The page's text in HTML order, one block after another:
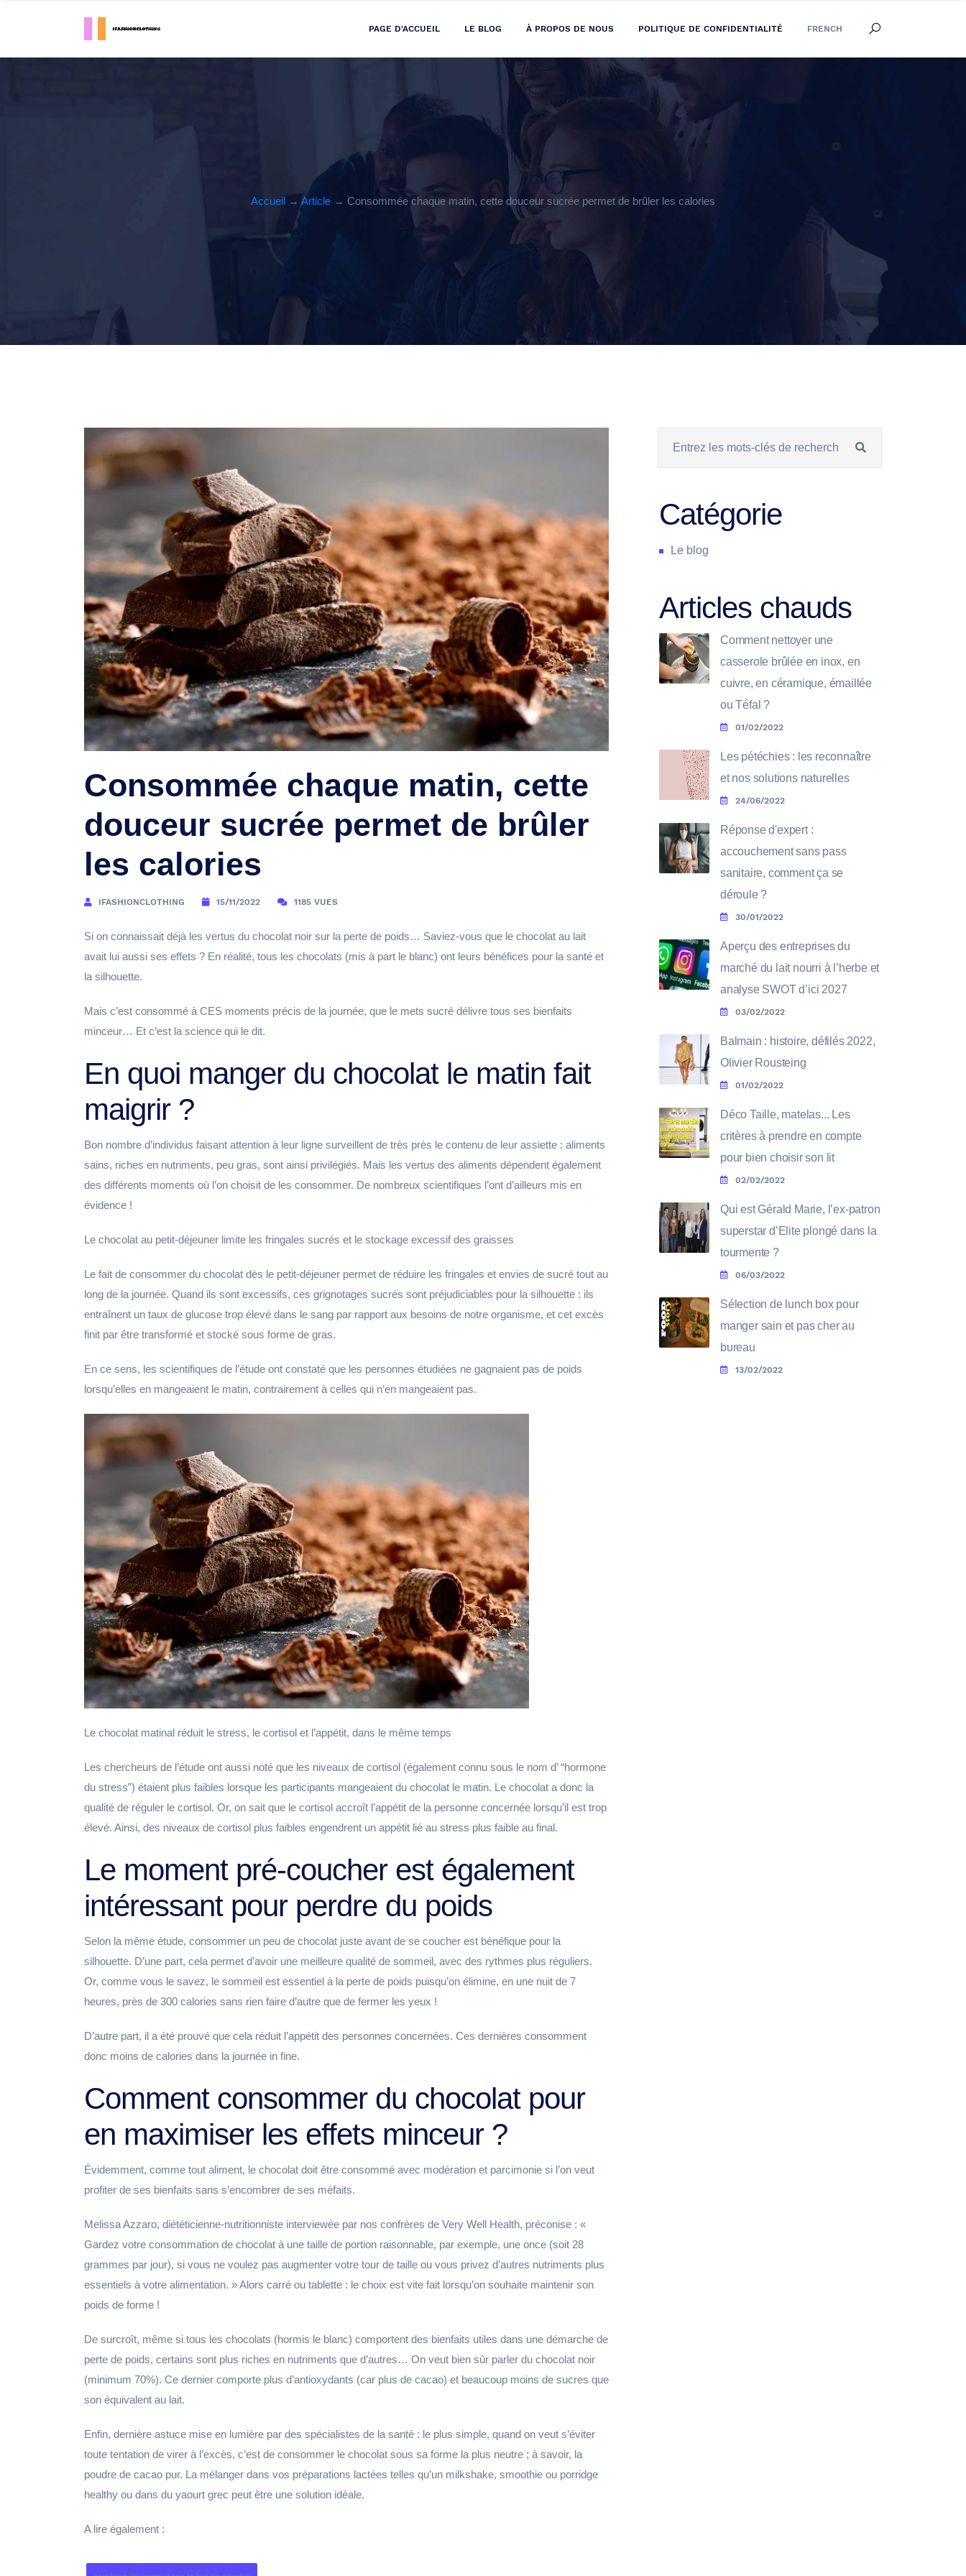
PAGE D'ACCUEIL LE BLOG À PROPOS DE NOUS POLITIQUE DE CONFIDENTIALITÉ FRENCH
Accueil → Article → Consommée chaque matin, cette douceur sucrée permet de brûler les calories
Consommée chaque matin, cette
douceur sucrée permet de brûler
les calories
IFASHIONCLOTHING 15/11/2022 1185 VUES
Si on connaissait déjà les vertus du chocolat noir sur la perte de poids… Saviez-vous que le chocolat au lait
avait lui aussi ses effets ? En réalité, tous les chocolats (mis à part le blanc) ont leurs bénéfices pour la santé et
la silhouette.
Mais c’est consommé à CES moments précis de la journée, que le mets sucré délivre tous ses bienfaits
minceur… Et c’est la science qui le dit.
En quoi manger du chocolat le matin fait
maigrir ?
Bon nombre d’individus faisant attention à leur ligne surveillent de très près le contenu de leur assiette : aliments
sains, riches en nutriments, peu gras, sont ainsi privilégiés. Mais les vertus des aliments dépendent également
des différents moments où l’on choisit de les consommer. De nombreux scientifiques l’ont d’ailleurs mis en
évidence !
Le chocolat au petit-déjeuner limite les fringales sucrés et le stockage excessif des graisses
Le fait de consommer du chocolat dès le petit-déjeuner permet de réduire les fringales et envies de sucré tout au
long de la journée. Quand ils sont excessifs, ces grignotages sucrés sont préjudiciables pour la silhouette : ils
entraînent un taux de glucose trop élevé dans le sang par rapport aux besoins de notre organisme, et cet excès
finit par être transformé et stocké sous forme de gras.
En ce sens, les scientifiques de l’étude ont constaté que les personnes étudiées ne gagnaient pas de poids
lorsqu’elles en mangeaient le matin, contrairement à celles qui n’en mangeaient pas.
Le chocolat matinal réduit le stress, le cortisol et l’appétit, dans le même temps
Les chercheurs de l’étude ont aussi noté que les niveaux de cortisol (également connu sous le nom d’ “hormone
du stress”) étaient plus faibles lorsque les participants mangeaient du chocolat le matin. Le chocolat a donc la
qualité de réguler le cortisol. Or, on sait que le cortisol accroît l’appétit de la personne concernée lorsqu’il est trop
élevé. Ainsi, des niveaux de cortisol plus faibles engendrent un appétit lié au stress plus faible au final.
Le moment pré-coucher est également
intéressant pour perdre du poids
Selon la même étude, consommer un peu de chocolat juste avant de se coucher est bénéfique pour la
silhouette. D’une part, cela permet d’avoir une meilleure qualité de sommeil, avec des rythmes plus réguliers.
Or, comme vous le savez, le sommeil est essentiel à la perte de poids puisqu’on élimine, en une nuit de 7
heures, près de 300 calories sans rien faire d’autre que de fermer les yeux !
D’autre part, il a été prouvé que cela réduit l’appétit des personnes concernées. Ces dernières consomment
donc moins de calories dans la journée in fine.
Comment consommer du chocolat pour
en maximiser les effets minceur ?
Évidemment, comme tout aliment, le chocolat doit être consommé avec modération et parcimonie si l’on veut
profiter de ses bienfaits sans s’encombrer de ses méfaits.
Melissa Azzaro, diététicienne-nutritionniste interviewée par nos confrères de Very Well Health, préconise : «
Gardez votre consommation de chocolat à une taille de portion raisonnable, par exemple, une once (soit 28
grammes par jour), si vous ne voulez pas augmenter votre tour de taille ou vous privez d’autres nutriments plus
essentiels à votre alimentation. » Alors carré ou tablette : le choix est vite fait lorsqu’on souhaite maintenir son
poids de forme !
De surcroît, même si tous les chocolats (hormis le blanc) comportent des bienfaits utiles dans une démarche de
perte de poids, certains sont plus riches en nutriments que d’autres… On veut bien sûr parler du chocolat noir
(minimum 70%). Ce dernier comporte plus d’antioxydants (car plus de cacao) et beaucoup moins de sucres que
son équivalent au lait.
Enfin, dernière astuce mise en lumière par des spécialistes de la santé : le plus simple, quand on veut s’éviter
toute tentation de virer à l’excès, c’est de consommer le chocolat sous sa forme la plus neutre ; à savoir, la
poudre de cacao pur. La mélanger dans vos préparations lactées telles qu’un milkshake, smoothie ou porridge
healthy ou dans du yaourt grec peut être une solution idéale.
A lire également :
Catégorie
Le blog
Articles chauds
Comment nettoyer une
casserole brûlée en inox, en
cuivre, en céramique, émaillée
ou Téfal ?
01/02/2022
Les pétéchies : les reconnaître
et nos solutions naturelles
24/06/2022
Réponse d'expert :
accouchement sans pass
sanitaire, comment ça se
déroule ?
30/01/2022
Aperçu des entreprises du
marché du lait nourri à l’herbe et
analyse SWOT d’ici 2027
03/02/2022
Balmain : histoire, défilés 2022,
Olivier Rousteing
01/02/2022
Déco Taille, matelas... Les
critères à prendre en compte
pour bien choisir son lit
02/02/2022
Qui est Gérald Marie, l’ex-patron
superstar d’Elite plongé dans la
tourmente ?
06/03/2022
Sélection de lunch box pour
manger sain et pas cher au
bureau
13/02/2022